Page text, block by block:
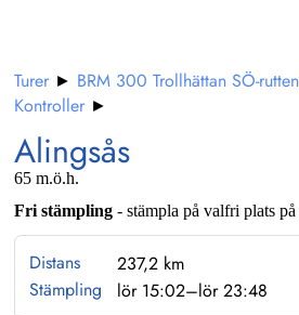
Turer► BRM 300 Trollhättan SÖ-
Kontroller►
Alingsås
65 m.ö.h.
Fri stämpling- stämpla på valfri plats på
Distans
237,2 km
Stämpling
lör 15:02–lör 23:48